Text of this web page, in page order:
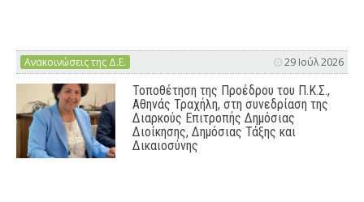
Ανακοινώσεις της Δ.Ε. 29 Ιούλ 2026
Τοποθέτηση της Προέδρου του Π.Κ.Σ.,
Αθηνάς Τραχήλη, στη συνεδρίαση της
Διαρκούς Επιτροπής Δημόσιας
Διοίκησης, Δημόσιας Τάξης και
Δικαιοσύνης